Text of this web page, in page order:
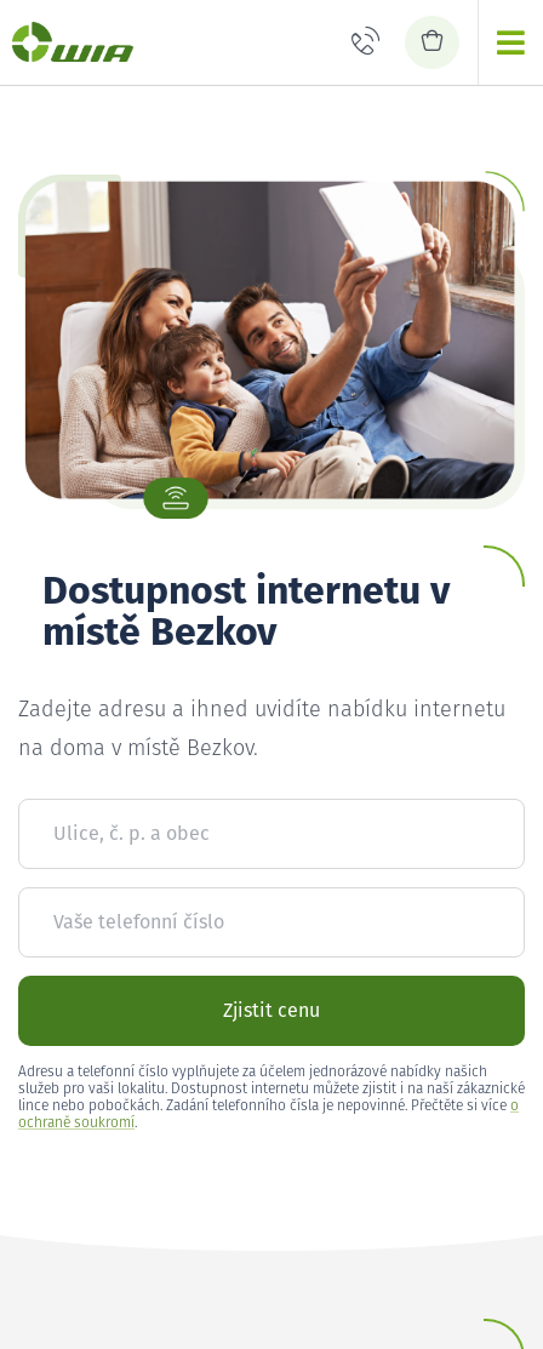
Dostupnost internetu v
místě Bezkov
Zadejte adresu a ihned uvidíte nabídku internetu
na doma v místě Bezkov.
Ulice, č. p. a obec
Vaše telefonní číslo
Zjistit cenu
Adresu a telefonní číslo vyplňujete za účelem jednorázové nabídky našich
služeb pro vaši lokalitu. Dostupnost internetu můžete zjistit i na naší zákaznické
lince nebo pobočkách. Zadání telefonního čísla je nepovinné. Přečtěte si více o
ochraně soukromí.